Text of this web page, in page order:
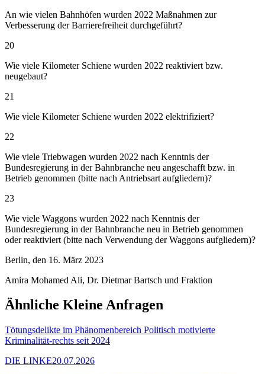
An wie vielen Bahnhöfen wurden 2022 Maßnahmen zur
Verbesserung der Barrierefreiheit durchgeführt?
20
Wie viele Kilometer Schiene wurden 2022 reaktiviert bzw.
neugebaut?
21
Wie viele Kilometer Schiene wurden 2022 elektrifiziert?
22
Wie viele Triebwagen wurden 2022 nach Kenntnis der
Bundesregierung in der Bahnbranche neu angeschafft bzw. in
Betrieb genommen (bitte nach Antriebsart aufgliedern)?
23
Wie viele Waggons wurden 2022 nach Kenntnis der
Bundesregierung in der Bahnbranche neu in Betrieb genommen
oder reaktiviert (bitte nach Verwendung der Waggons aufgliedern)?
Berlin, den 16. März 2023
Amira Mohamed Ali, Dr. Dietmar Bartsch und Fraktion
Ähnliche Kleine Anfragen
Tötungsdelikte im Phänomenbereich Politisch motivierte
Kriminalität-rechts seit 2024
DIE LINKE20.07.2026